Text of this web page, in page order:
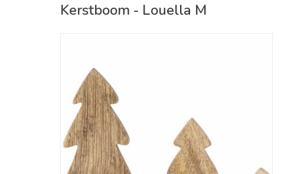
Kerstboom - Louella M